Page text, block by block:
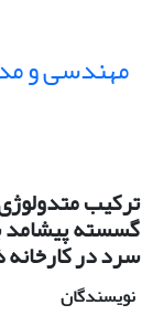
مهندسی و
ترکیب
گسسته پیشامد
سرد در
نویسندگان